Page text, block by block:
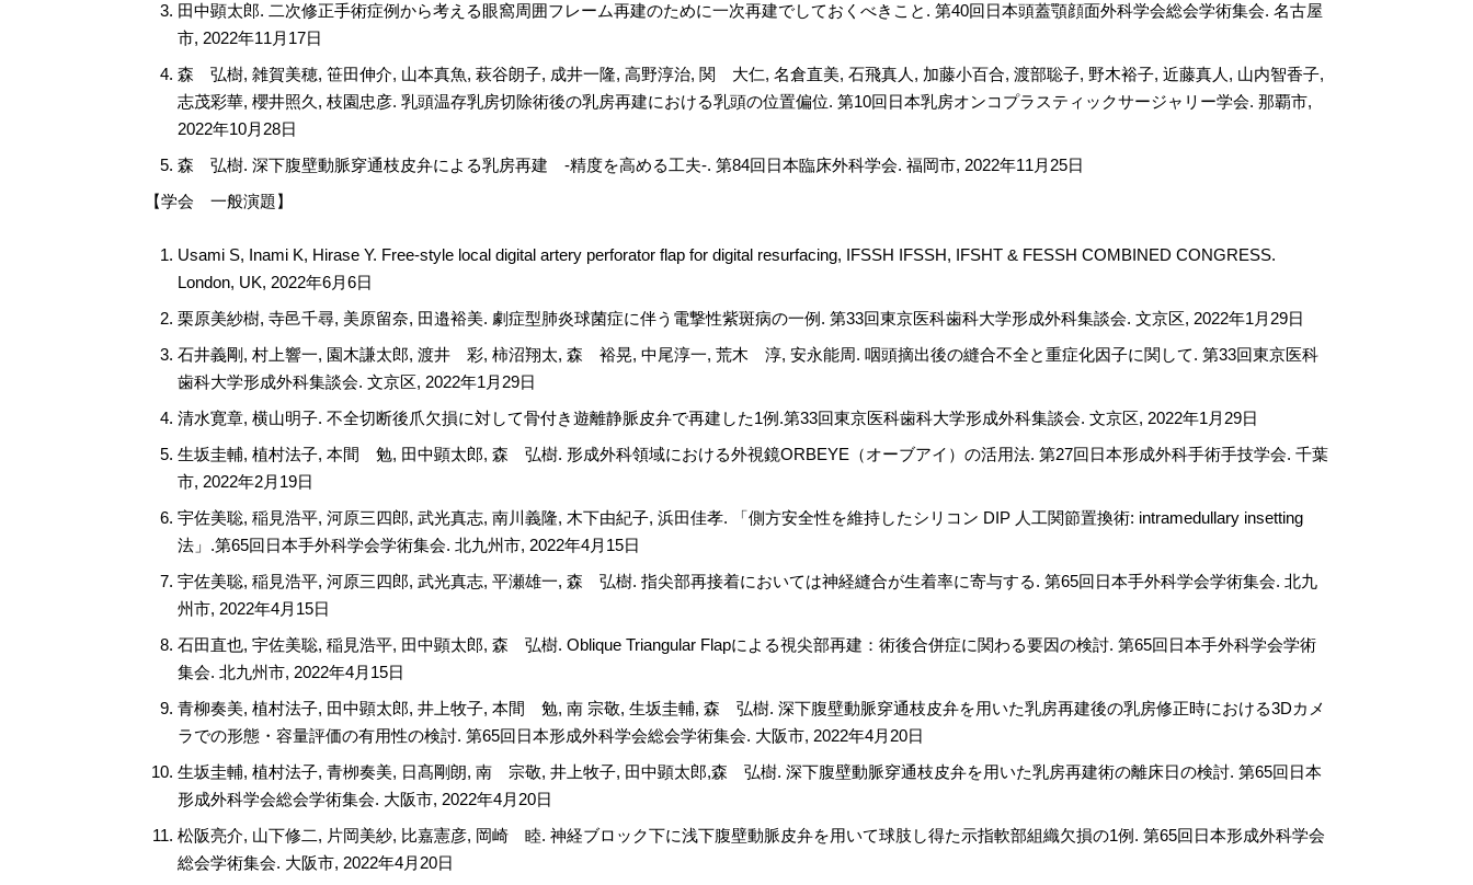
田中顕太郎. 二次修正手術症例から考える眼窩周囲フレーム再建のために一次再建でしておくべきこと. 第40回日本頭蓋顎顔面外科学会総会学術集会. 名古屋
市, 2022年11月17日
森 弘樹, 雑賀美穂, 笹田伸介, 山本真魚, 萩谷朗子, 成井一隆, 高野淳治, 関 大仁, 名倉直美, 石飛真人, 加藤小百合, 渡部聡子, 野木裕子, 近藤真人, 山内智香子,
志茂彩華, 櫻井照久, 枝園忠彦. 乳頭温存乳房切除術後の乳房再建における乳頭の位置偏位. 第10回日本乳房オンコプラスティックサージャリー学会. 那覇市,
2022年10月28日
森 弘樹. 深下腹壁動脈穿通枝皮弁による乳房再建 -精度を高める工夫-. 第84回日本臨床外科学会. 福岡市, 2022年11月25日
【学会 一般演題】
Usami S, Inami K, Hirase Y. Free-style local digital artery perforator flap for digital resurfacing, IFSSH IFSSH, IFSHT & FESSH COMBINED CONGRESS.
London, UK, 2022年6月6日
栗原美紗樹, 寺邑千尋, 美原留奈, 田邉裕美. 劇症型肺炎球菌症に伴う電撃性紫斑病の一例. 第33回東京医科歯科大学形成外科集談会. 文京区, 2022年1月29日
石井義剛, 村上響一, 園木謙太郎, 渡井 彩, 柿沼翔太, 森 裕晃, 中尾淳一, 荒木 淳, 安永能周. 咽頭摘出後の縫合不全と重症化因子に関して. 第33回東京医科
歯科大学形成外科集談会. 文京区, 2022年1月29日
清水寛章, 横山明子. 不全切断後爪欠損に対して骨付き遊離静脈皮弁で再建した1例.第33回東京医科歯科大学形成外科集談会. 文京区, 2022年1月29日
生坂圭輔, 植村法子, 本間 勉, 田中顕太郎, 森 弘樹. 形成外科領域における外視鏡ORBEYE（オーブアイ）の活用法. 第27回日本形成外科手術手技学会. 千葉
市, 2022年2月19日
宇佐美聡, 稲見浩平, 河原三四郎, 武光真志, 南川義隆, 木下由紀子, 浜田佳孝. 「側方安全性を維持したシリコン DIP 人工関節置換術: intramedullary insetting
法」.第65回日本手外科学会学術集会. 北九州市, 2022年4月15日
宇佐美聡, 稲見浩平, 河原三四郎, 武光真志, 平瀬雄一, 森 弘樹. 指尖部再接着においては神経縫合が生着率に寄与する. 第65回日本手外科学会学術集会. 北九
州市, 2022年4月15日
石田直也, 宇佐美聡, 稲見浩平, 田中顕太郎, 森 弘樹. Oblique Triangular Flapによる視尖部再建：術後合併症に関わる要因の検討. 第65回日本手外科学会学術
集会. 北九州市, 2022年4月15日
青柳奏美, 植村法子, 田中顕太郎, 井上牧子, 本間 勉, 南 宗敬, 生坂圭輔, 森 弘樹. 深下腹壁動脈穿通枝皮弁を用いた乳房再建後の乳房修正時における3Dカメ
ラでの形態・容量評価の有用性の検討. 第65回日本形成外科学会総会学術集会. 大阪市, 2022年4月20日
生坂圭輔, 植村法子, 青栁奏美, 日髙剛朗, 南 宗敬, 井上牧子, 田中顕太郎,森 弘樹. 深下腹壁動脈穿通枝皮弁を用いた乳房再建術の離床日の検討. 第65回日本
形成外科学会総会学術集会. 大阪市, 2022年4月20日
松阪亮介, 山下修二, 片岡美紗, 比嘉憲彦, 岡崎 睦. 神経ブロック下に浅下腹壁動脈皮弁を用いて球肢し得た示指軟部組織欠損の1例. 第65回日本形成外科学会
総会学術集会. 大阪市, 2022年4月20日